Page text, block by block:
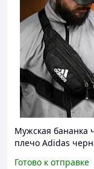
Мужская бананка
плечо Adidas
Готово к отправке